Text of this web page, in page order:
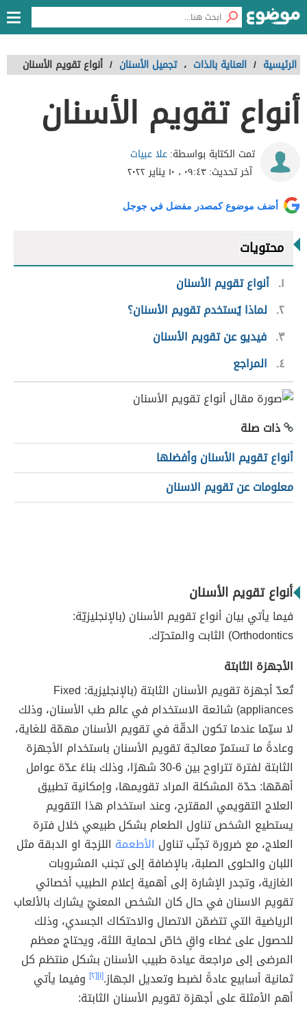
الرئيسية / العناية بالذات ، تجميل الأسنان / أنواع تقويم الأسنان
أنواع تقويم الأسنان
تمت الكتابة بواسطة:علا عبيات
آخر تحديث:٠٩:٤٣ ، ١٠ يناير ٢٠٢٢
أضف موضوع كمصدر مفضل في جوجل
محتويات
١ أنواع تقويم الأسنان
٢ لماذا يُستخدم تقويم الأسنان؟
٣ فيديو عن تقويم الأسنان
٤
المراجع
ذات صلة
أنواع تقويم الأسنان وأفضلها
معلومات عن تقويم الاسنان
أنواع تقويم الأسنان
فيما يأتي بيان أنواع تقويم الأسنان (بالإنجليزيّة:
Orthodontics) الثابت والمتحرّك.
الأجهزة الثابتة
تُعدّ أجهزة تقويم الأسنان الثابتة (بالإنجليزية: Fixed
appliances) شائعة الاستخدام في عالم طب الأسنان، وذلك
لا سيّما عندما تكون الدقّة في تقويم الأسنان مهمّة للغاية،
وعادةً ما تستمرّ معالجة تقويم الأسنان باستخدام الأجهزة
الثابتة لفترة تتراوح بين 6-30 شهرًا، وذلك بناءً عدّة عوامل
أهمّها: حدّة المشكلة المراد تقويمها، وإمكانية تطبيق
العلاج التقويمي المقترح، وعند استخدام هذا التقويم
يستطيع الشخص تناول الطعام بشكل طبيعي خلال فترة
العلاج، مع ضرورة تجنّب تناول الأطعمة اللزجة او الدبقة مثل
اللبان والحلوى الصلبة، بالإضافة إلى تجنب المشروبات
الغازية، وتجدر الإشارة إلى أهمية إعلام الطبيب أخصائي
تقويم الاسنان في حال كان الشخص المعنيّ يشارك بالألعاب
الرياضية التي تتضمّن الاتصال والاحتكاك الجسدي، وذلك
للحصول على غطاء واقٍ خاصّ لحماية اللثة، ويحتاج معظم
المرضى إلى مراجعة عيادة طبيب الأسنان بشكل منتظم كل
ثمانية أسابيع عادةً لضبط وتعديل الجهاز.[١] [٢]
وفيما يأتي
أهم الأمثلة على أجهزة تقويم الأسنان الثابتة: